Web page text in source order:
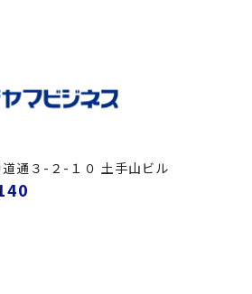
通３-２-１０ 土手山ビル